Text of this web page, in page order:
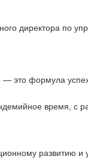
директора по
— это формула
время, с
развитию